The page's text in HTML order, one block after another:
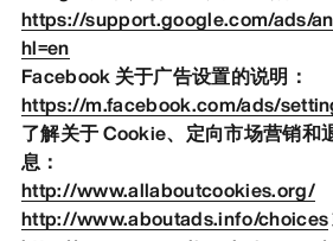
https://support.google.com/ads/
hl=en
Facebook 关于广告设置的说明：
https://m.facebook.com/ads/
了解关于 Cookie、定向市场营销和
息：
http://www.allaboutcookies.org/
http://www.aboutads.info/choices